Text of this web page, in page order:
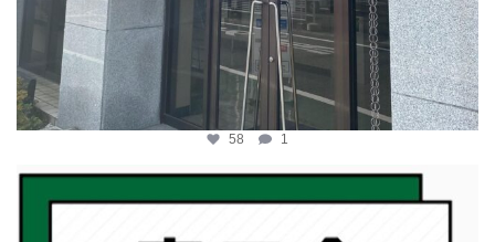
58 1
katosci
2月 19